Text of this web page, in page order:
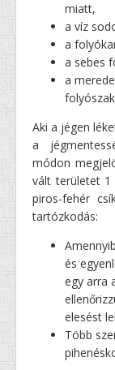
miatt,
a víz
a
a sebes
a
Aki a jégen
a
módon
vált területet 1
piros-fehér
tartózkodás:
és
egy arra
elesést
Több